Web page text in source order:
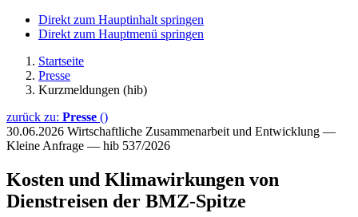
Direkt zum Hauptinhalt springen
Direkt zum Hauptmenü springen
Startseite
Presse
Kurzmeldungen (hib)
zurück zu: Presse ()
30.06.2026 Wirtschaftliche Zusammenarbeit und Entwicklung —
Kleine Anfrage — hib 537/2026
Kosten und Klimawirkungen von
Dienstreisen der BMZ-Spitze